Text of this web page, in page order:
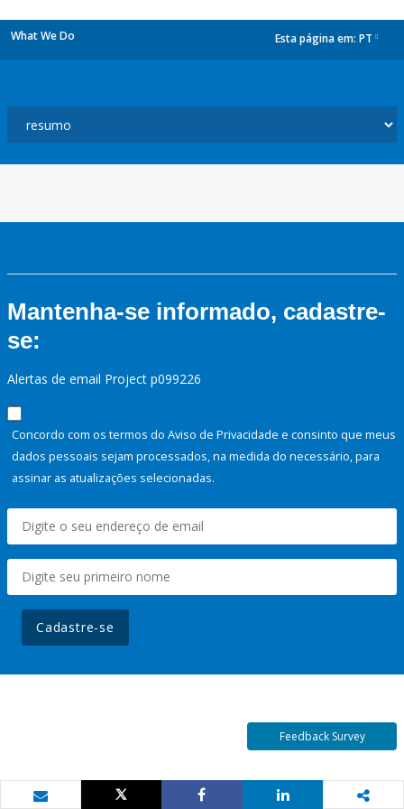
What We Do Esta página em: PT
Mantenha-se informado, cadastre-
se:
Alertas de email Project p099226
Concordo com os termos do Aviso de Privacidade e consinto que meus
dados pessoais sejam processados, na medida do necessário, para
assinar as atualizações selecionadas.
Cadastre-se
Feedback Survey